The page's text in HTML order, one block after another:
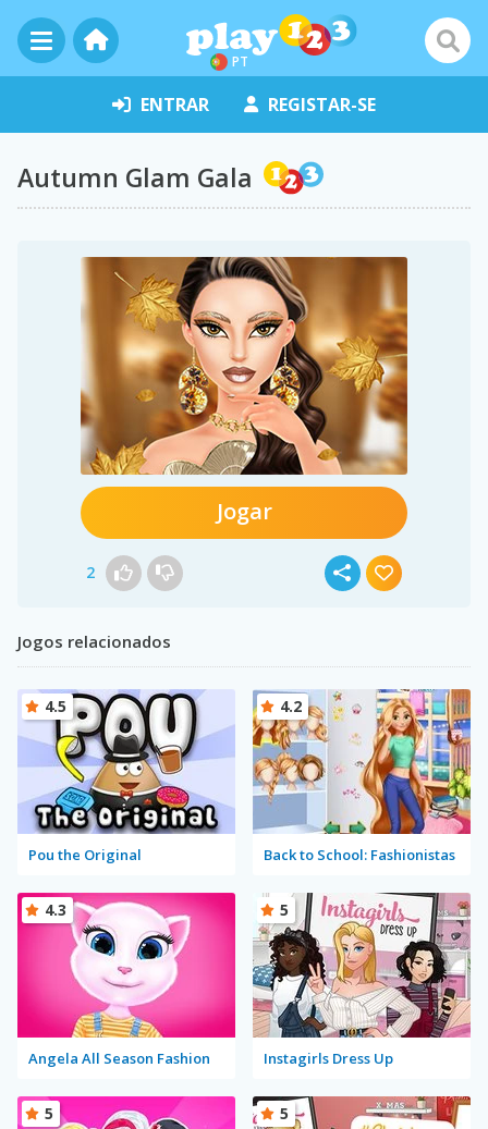
PT
ENTRAR REGISTAR-SE
Autumn Glam Gala
Jogar
2
Jogos relacionados
Pou the Original
4.5
Back to School: Fashionistas
4.2
Angela All Season Fashion
4.3
Instagirls Dress Up
5
5 5